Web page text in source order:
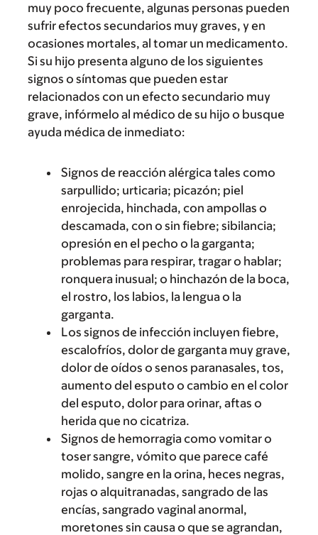
muy poco frecuente, algunas personas pueden
sufrir efectos secundarios muy graves, y en
ocasiones mortales, al tomar un medicamento.
Si su hijo presenta alguno de los siguientes
signos o síntomas que pueden estar
relacionados con un efecto secundario muy
grave, infórmelo al médico de su hijo o busque
ayuda médica de inmediato:
Signos de reacción alérgica tales como
sarpullido; urticaria; picazón; piel
enrojecida, hinchada, con ampollas o
descamada, con o sin fiebre; sibilancia;
opresión en el pecho o la garganta;
problemas para respirar, tragar o hablar;
ronquera inusual; o hinchazón de la boca,
el rostro, los labios, la lengua o la
garganta.
Los signos de infección incluyen fiebre,
escalofríos, dolor de garganta muy grave,
dolor de oídos o senos paranasales, tos,
aumento del esputo o cambio en el color
del esputo, dolor para orinar, aftas o
herida que no cicatriza.
Signos de hemorragia como vomitar o
toser sangre, vómito que parece café
molido, sangre en la orina, heces negras,
rojas o alquitranadas, sangrado de las
encías, sangrado vaginal anormal,
moretones sin causa o que se agrandan,